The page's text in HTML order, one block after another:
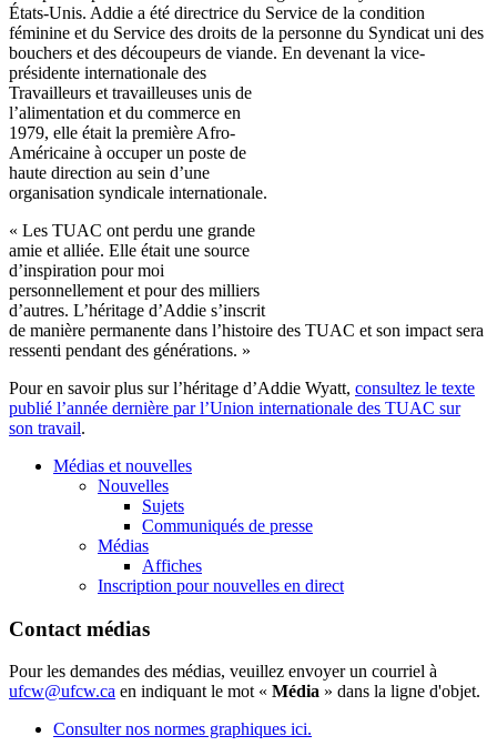
États-Unis. Addie a été directrice du Service de la condition
féminine et du Service des droits de la personne du Syndicat uni des
bouchers et des découpeurs de viande. En devenant la vice-
présidente internationale des
Travailleurs et travailleuses unis de
l’alimentation et du commerce en
1979, elle était la première Afro-
Américaine à occuperun poste de
haute direction au sein d’une
organisation syndicale internationale.
« Les TUAC ont perdu une grande
amie et alliée. Elle était une source
d’inspiration pourmoi
personnellement et pour des milliers
d’autres. L’héritage d’Addie s’inscrit
de manière permanente dans l’histoire des TUAC et son impact sera
ressenti pendant des générations. »
Pour en savoir plus sur l’héritage d’Addie Wyatt, consultez le texte
publié l’année dernière parl’Union internationale des TUAC sur
son travail.
Médias et nouvelles
Nouvelles
Sujets
Communiqués de presse
Médias
Affiches
Inscription pour nouvelles en direct
Contact médias
Pour les demandes des médias, veuillez envoyer un courriel à
ufcw@ufcw.ca en indiquant le mot « Média » dans la ligne d'objet.
Consulter nos normes graphiques ici.